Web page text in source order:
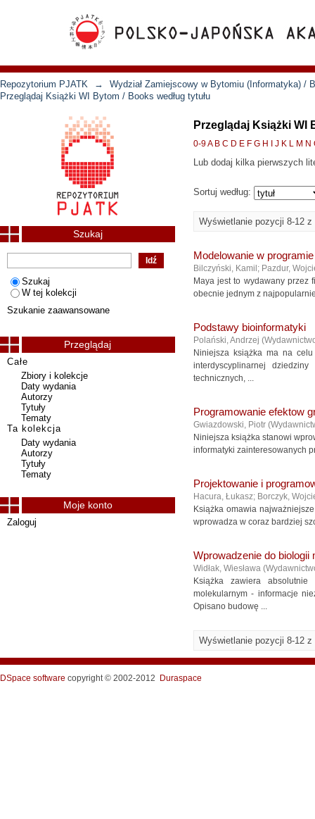
Repozytorium PJATK →
Wydział Zamiejscowy w Bytomiu (Informatyka) /
Przeglądaj Książki WI Bytom / Books według tytułu
Przeglądaj Książki WI
0-9A B C D E F G H J K L M N
Lub dodaj kilka pierwszych
Sortuj według:
Wyświetlanie pozycji 8-12 z
Modelowanie w
Bilczyński, Kamil ; Pazdur,
Maya jest to wydawany przez
obecnie jednym z
Podstawy bioinformatyki
Polański, Andrzej (
Niniejsza książka ma na
interdyscyplinarnej
technicznych, ...
Programowanie efektow
Gwiazdowski, Piotr (
Niniejsza książka stanowi
informatyki zainteresowanych
Projektowanie i
Hacura, Łukasz; Borczyk,
Książka omawia
wprowadza w coraz bardziej
Wprowadzenie do biologii
Widłak, Wiesława (
Książka zawiera
molekularnym - informacje
Opisano budowę ...
Wyświetlanie pozycji 8-12 z
Szukaj
Szukaj
W tej kolekcji
Szukanie zaawansowane
Przeglądaj
Całe
Zbiory i kolekcje
Daty wydania
Autorzy
Tytuły
Tematy
Ta kolekcja
Daty wydania
Autorzy
Tytuły
Tematy
Moje konto
Zaloguj
DSpace software copyright © 2002-2012 Duraspace